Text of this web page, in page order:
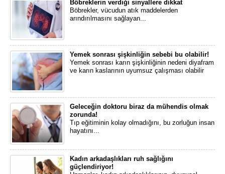
Böbreklerin verdiği sinyallere dikkat
​Böbrekler, vücudun atık maddelerden
arındırılmasını sağlayan...
Yemek sonrası şişkinliğin sebebi bu olabilir!
Yemek sonrası karın şişkinliğinin nedeni diyafram
ve karın kaslarının uyumsuz çalışması olabilir
Geleceğin doktoru biraz da mühendis olmak
zorunda!
​Tıp eğitiminin kolay olmadığını, bu zorluğun insan
hayatını...
Kadın arkadaşlıkları ruh sağlığını
güçlendiriyor!